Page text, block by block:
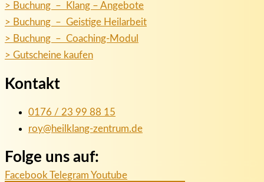
> Buchung – Klang – Angebote
> Buchung – Geistige Heilarbeit
> Buchung – Coaching-Modul
> Gutscheine kaufen
Kontakt
0176 / 23 99 88 15
roy@heilklang-zentrum.de
Folge uns auf:
Facebook Telegram Youtube